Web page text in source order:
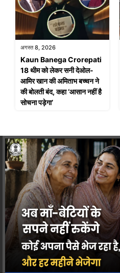
अगस्त 8, 2026
Kaun Banega Crorepati
18 थीम को लेकर सनी देओल-
आमिर खान की अमिताभ बच्चन ने
की बोलती बंद, कहा ‘आसान नहीं है
सोचना पड़ेगा’